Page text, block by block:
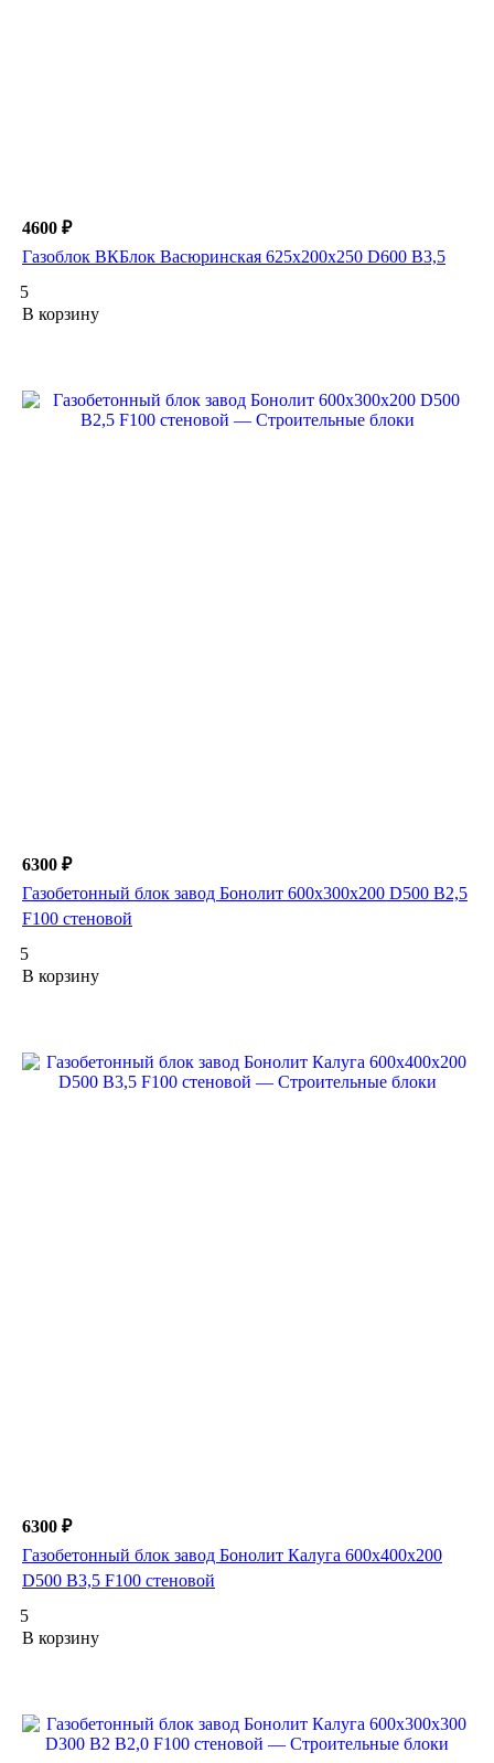
4600 ₽
Газоблок ВКБлок Васюринская 625х200х250 D600 B3,5
5
В корзину
6300 ₽
Газобетонный блок завод Бонолит 600х300х200 D500 B2,5
F100 стеновой
5
В корзину
6300 ₽
Газобетонный блок завод Бонолит Калуга 600х400х200
D500 B3,5 F100 стеновой
5
В корзину